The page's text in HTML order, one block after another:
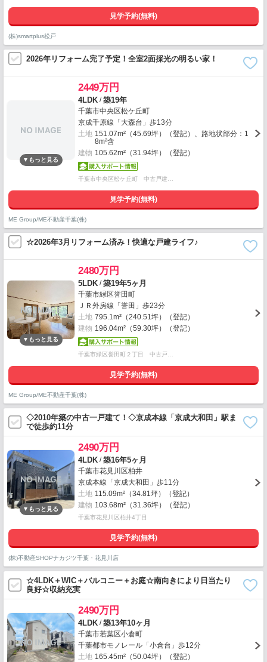
見学予約(無料)
(株)smartplus松戸
2026年リフォーム完了予定！全室2面採光の明るい家！
2449万円
4LDK /築19年
千葉市中央区松ケ丘町
京成千原線「大森台」歩13分
土地 151.07m²（45.69坪）（登記）、路地状部分：1
8m²含
建物 105.62m²（31.94坪）（登記）
千葉市中央区松ケ丘町 中古戸建…
見学予約(無料)
ME Group/ME不動産千葉(株)
☆2026年3月リフォーム済み！快適な戸建ライフ♪
2480万円
5LDK /築19年5ヶ月
千葉市緑区誉田町
ＪＲ外房線「誉田」歩23分
土地 795.1m²（240.51坪）（登記）
建物 196.04m²（59.30坪）（登記）
千葉市緑区誉田町２丁目 中古戸…
見学予約(無料)
ME Group/ME不動産千葉(株)
◇2010年築の中古一戸建て！◇京成本線「京成大和田」駅ま
で徒歩約11分
2490万円
4LDK /築16年5ヶ月
千葉市花見川区柏井
京成本線「京成大和田」歩11分
土地 115.09m²（34.81坪）（登記）
建物 103.68m²（31.36坪）（登記）
千葉市花見川区柏井4丁目
見学予約(無料)
(株)不動産SHOPナカジツ千葉・花見川店
☆4LDK＋WIC＋バルコニー＋お庭☆南向きにより日当たり
良好☆収納充実
2490万円
4LDK /築13年10ヶ月
千葉市若葉区小倉町
千葉都市モノレール「小倉台」歩12分
土地 165.45m²（50.04坪）（登記）